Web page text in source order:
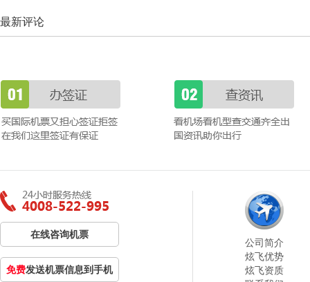
最新评论
在线咨询机票
免费发送机票信息到手机
公司简介
炫飞优势
炫飞资质